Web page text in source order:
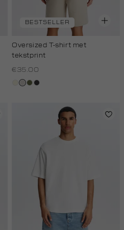
BESTSELLER
Oversized T-shirt met
tekstprint
€35.00
wit,taupe,
groen,
grijs,